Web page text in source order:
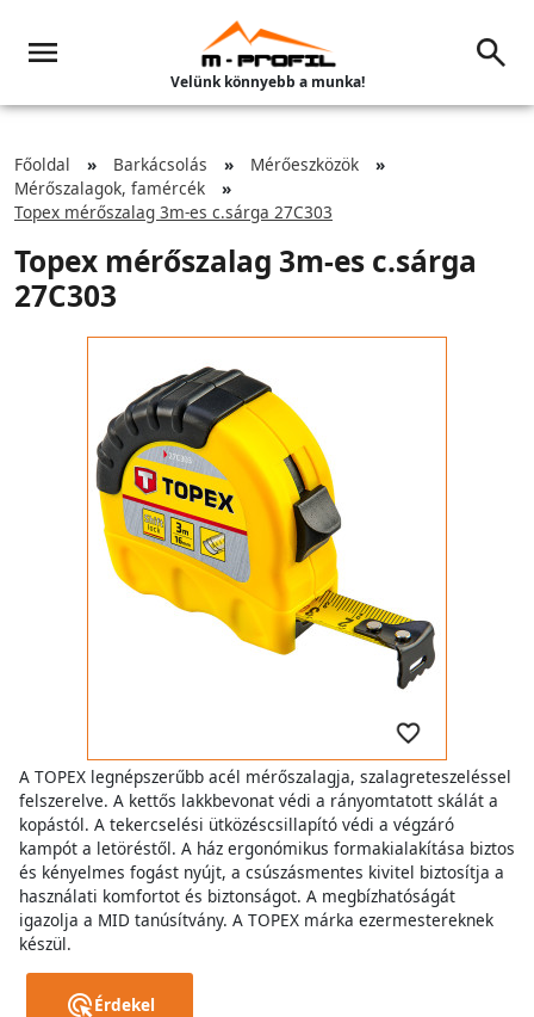
Velünk könnyebb a munka!
Főoldal Barkácsolás
Mérőeszközök
Mérőszalagok, famércék
Topex mérőszalag 3m-es c.sárga 27C303
Topex mérőszalag 3m-es c.sárga
27C303
A TOPEX legnépszerűbb acél mérőszalagja, szalagreteszeléssel
felszerelve. A kettős lakkbevonat védi a rányomtatott skálát a
kopástól. A tekercselési ütközéscsillapító védi a végzáró
kampót a letöréstől. A ház ergonómikus formakialakítása biztos
és kényelmes fogást nyújt, a csúszásmentes kivitel biztosítja a
használati komfortot és biztonságot. A megbízhatóságát
igazolja a MID tanúsítvány. A TOPEX márka ezermestereknek
készül.
Érdekel